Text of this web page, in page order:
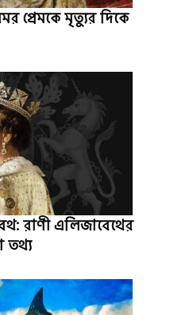
প্রেমকে মৃত্যুর দিকে
রাণী এলিজাবেথের
তথ্য